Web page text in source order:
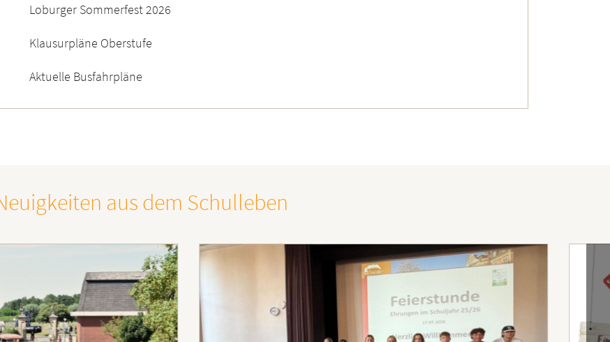
Loburger Sommerfest 2026
Klausurpläne Oberstufe
Aktuelle Busfahrpläne
aus dem Schulleben